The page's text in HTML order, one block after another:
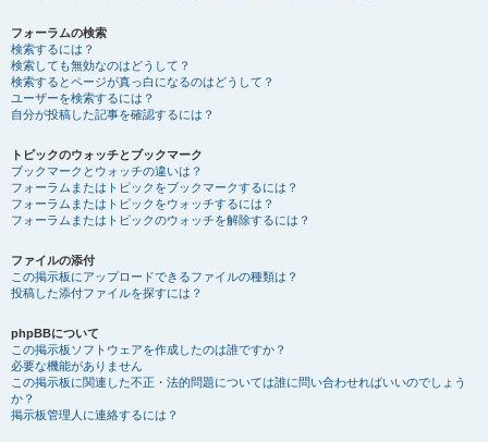
フォーラムの検索
検索するには？
検索しても無効なのはどうして？
検索するとページが真っ白になるのはどうして？
ユーザーを検索するには？
自分が投稿した記事を確認するには？
トピックのウォッチとブックマーク
ブックマークとウォッチの違いは？
フォーラムまたはトピックをブックマークするには？
フォーラムまたはトピックをウォッチするには？
フォーラムまたはトピックのウォッチを解除するには？
ファイルの添付
この掲示板にアップロードできるファイルの種類は？
投稿した添付ファイルを探すには？
phpBBについて
この掲示板ソフトウェアを作成したのは誰ですか？
必要な機能がありません
この掲示板に関連した不正・法的問題については誰に問い合わせればいいのでしょう
か？
掲示板管理人に連絡するには？